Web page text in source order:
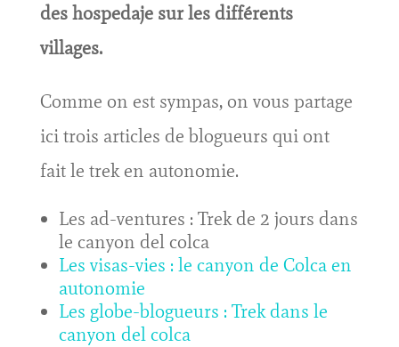
des hospedaje sur les différents
villages.
Comme on est sympas, on vous partage
ici trois articles de blogueurs qui ont
fait le trek en autonomie.
Les ad-ventures : Trek de 2 jours dans
le canyon del colca
Les visas-vies : le canyon de Colca en
autonomie
Les globe-blogueurs : Trek dans le
canyon del colca